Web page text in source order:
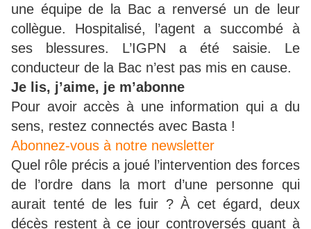
une équipe de la Bac a renversé un de leur
collègue. Hospitalisé, l’agent a succombé à
ses blessures. L’IGPN a été saisie. Le
conducteur de la Bac n’est pas mis en cause.
Je lis, j’aime, je m’abonne
Pour avoir accès à une information qui a du
sens, restez connectés avec Basta !
Abonnez-vous à notre newsletter
Quel rôle précis a joué l’intervention des forces
de l’ordre dans la mort d’une personne qui
aurait tenté de les fuir ? À cet égard, deux
décès restent à ce jour controversés quant à